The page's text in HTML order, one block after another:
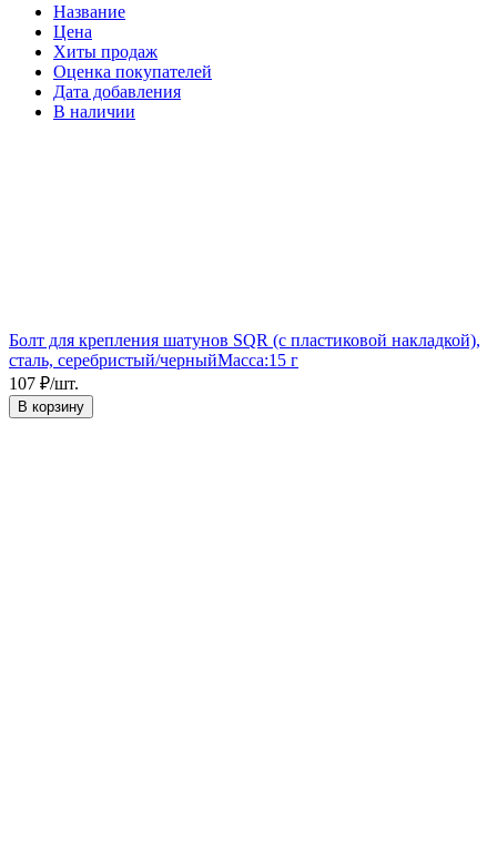
Название
Цена
Хиты продаж
Оценка покупателей
Дата добавления
В наличии
Болт для крепления шатунов SQR (с пластиковой накладкой),
сталь, серебристый/черныйМасса:15 г
107 ₽/шт.
В корзину